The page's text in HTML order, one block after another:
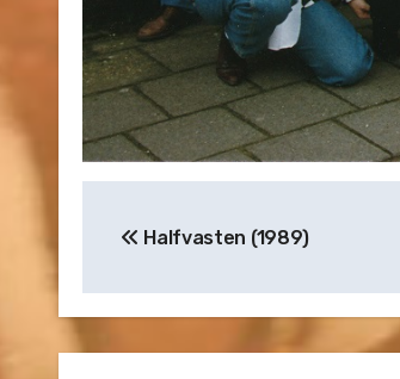
navigatie
Halfvasten (1989)